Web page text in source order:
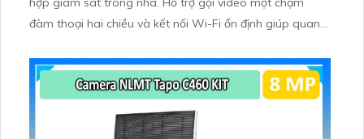
đàm thoại hai chiều và kết nối Wi-Fi ổn định giúp quan
256GB hoặc lưu đám mây dễ lắp đặt cho gia đình và văn
phòng nhỏ.